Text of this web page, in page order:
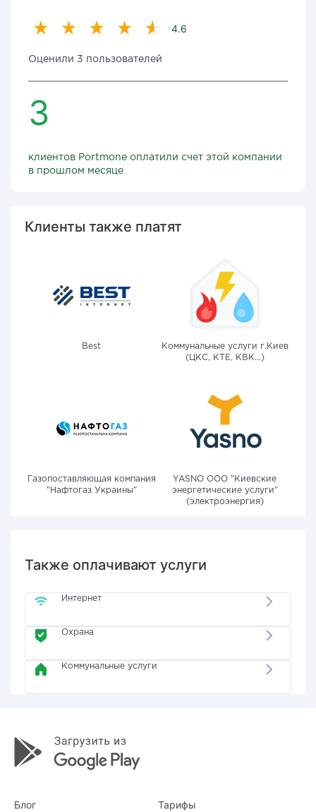
4.6
Оценили 3 пользователей
3
клиентов Portmone оплатили счет этой компании
в прошлом месяце
Клиенты также платят
Best
Коммунальные услуги г.Киев
(ЦКС, КТЕ, КВК...)
Газопоставляющая компания
"Нафтогаз Украины"
YASNO OOO "Киевские
энергетические услуги"
(электроэнергия)
Также оплачивают услуги
Интернет
Охрана
Коммунальные услуги
Блог Тарифы